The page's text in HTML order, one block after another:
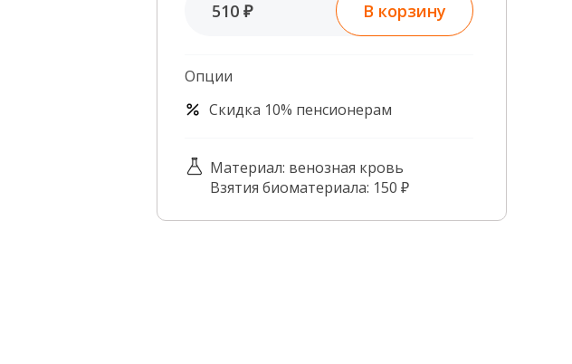
510 ₽ В корзину
Опции
Скидка 10% пенсионерам
Материал: венозная кровь
Взятия биоматериала: 150 ₽